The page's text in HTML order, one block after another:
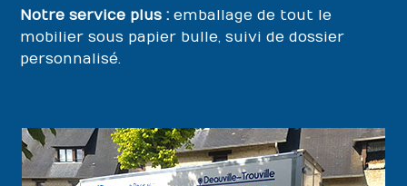
Notre service plus : emballage de tout le
mobilier sous papier bulle, suivi de dossier
personnalisé.